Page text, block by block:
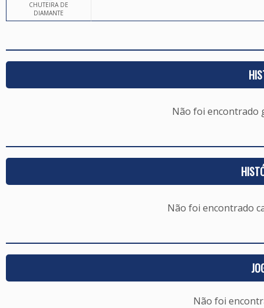
CHUTEIRA DE
DIAMANTE
Não foi encontrado
Não foi encontrado
Não foi